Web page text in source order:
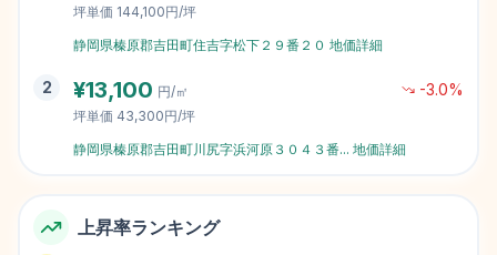
坪単価 144,100円/坪
静岡県榛原郡吉田町住吉字松下２９番２０ 地価詳細
2 ¥13,100 円/㎡ -3.0%
坪単価 43,300円/坪
静岡県榛原郡吉田町川尻字浜河原３０４３番... 地価詳細
上昇率ランキング